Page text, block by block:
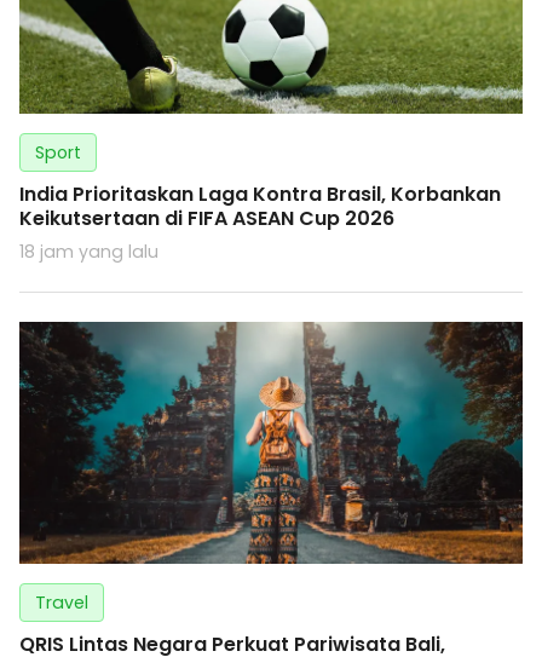
Sport
India Prioritaskan Laga Kontra Brasil, Korbankan
Keikutsertaan di FIFA ASEAN Cup 2026
18 jam yang lalu
Travel
QRIS Lintas Negara Perkuat Pariwisata Bali,